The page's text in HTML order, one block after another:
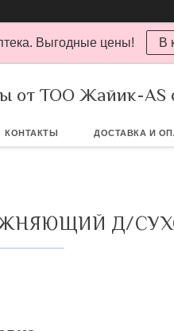
Выгодные цены! В
от ТОО Жайик-AS
КОНТАКТЫ ДОСТАВКА И
Д/